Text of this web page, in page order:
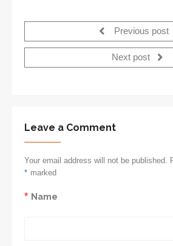
Previous post
Next post
Leave a Comment
Your email address will not be published.
marked
*
Name
*